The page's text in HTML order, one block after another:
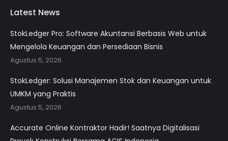
Latest News
StokLedger Pro: Software Akuntansi Berbasis Web untuk
Mengelola Keuangan dan Persediaan Bisnis
Agustus 5, 2026
StokLedger: Solusi Manajemen Stok dan Keuangan untuk
UMKM yang Praktis
Agustus 5, 2026
Accurate Online Kontraktor Hadir! Saatnya Digitalisasi